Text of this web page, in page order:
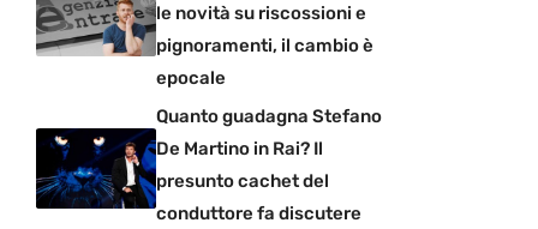
le novità su riscossioni e
pignoramenti, il cambio è
epocale
Quanto guadagna Stefano
De Martino in Rai? Il
presunto cachet del
conduttore fa discutere